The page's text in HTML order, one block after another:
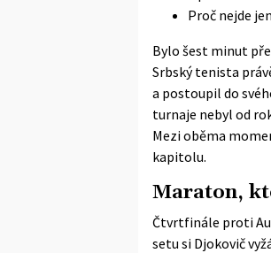
Proč nejde
Bylo šest minut
Srbský tenista
a postoupil do
turnaje nebyl od
Mezi oběma
kapitolu.
Maraton,
Čtvrtfinále proti
setu si Djokovič